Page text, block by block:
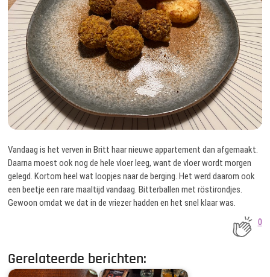
Vandaag is het verven in Britt haar nieuwe appartement dan afgemaakt.
Daarna moest ook nog de hele vloer leeg, want de vloer wordt morgen
gelegd. Kortom heel wat loopjes naar de berging. Het werd daarom ook
een beetje een rare maaltijd vandaag. Bitterballen met röstirondjes.
Gewoon omdat we dat in de vriezer hadden en het snel klaar was.
0
Gerelateerde berichten: